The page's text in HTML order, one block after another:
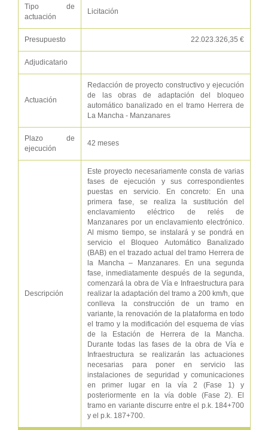
Tipo de
actuación
Licitación
Presupuesto 22.023.326,35 €
Adjudicatario
Actuación
Redacción de proyecto constructivo y ejecución
de las obras de adaptación del bloqueo
automático banalizado en el tramo Herrera de
La Mancha - Manzanares
Plazo de
ejecución
42 meses
Descripción
Este proyecto necesariamente consta de varias
fases de ejecución y sus correspondientes
puestas en servicio. En concreto: En una
primera fase, se realiza la sustitución del
enclavamiento eléctrico de relés de
Manzanares por un enclavamiento electrónico.
Al mismo tiempo, se instalará y se pondrá en
servicio el Bloqueo Automático Banalizado
(BAB) en el trazado actual del tramo Herrera de
la Mancha – Manzanares. En una segunda
fase, inmediatamente después de la segunda,
comenzará la obra de Vía e Infraestructura para
realizar la adaptación del tramo a 200 km/h, que
conlleva la construcción de un tramo en
variante, la renovación de la plataforma en todo
el tramo y la modificación del esquema de vías
de la Estación de Herrera de la Mancha.
Durante todas las fases de la obra de Vía e
Infraestructura se realizarán las actuaciones
necesarias para poner en servicio las
instalaciones de seguridad y comunicaciones
en primer lugar en la vía 2 (Fase 1) y
posteriormente en la vía doble (Fase 2). El
tramo en variante discurre entre el p.k. 184+700
y el p.k. 187+700.